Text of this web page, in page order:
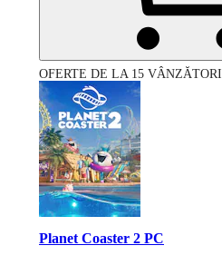
OFERTE DE LA 15 VÂNZĂTORI
Planet Coaster 2 PC